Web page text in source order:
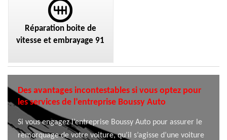
Réparation boite de
vitesse et embrayage 91
Des avantages incontestables si vous optez pour
les services de l’entreprise Boussy Auto
Si vous engagez l’entreprise Boussy Auto pour assurer le
remorquage de votre voiture, qu’il s’agisse d’une voiture